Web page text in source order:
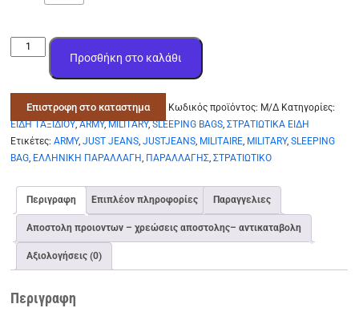
SLEEPING
ΜΠΛΕ
ΜΑΥΡΟ
ΥΠΝΟΣΑΚΟΣ
150
ποσότητα
Προσθήκη στο καλάθι
Επιστροφη στο καταστημα Κωδικός προϊόντος: Μ/Δ Κατηγορίες:
ΕΙΔΗ ΤΑΞΙΔΙΟΥ,ARMY,MILITARY,SLEEPING BAGS,ΣΤΡΑΤΙΩΤΙΚΑ ΕΙΔΗ
Ετικέτες:ARMY,JUST JEANS,JUSTJEANS, MILITAIRE, MILITARY,SLEEPING
BAG, ΕΛΛΗΝΙΚΗ ΠΑΡΑΛΛΑΓΗ, ΠΑΡΑΛΛΑΓΗΣ,ΣΤΡΑΤΙΩΤΙΚΟ
Περιγραφη Επιπλέον πληροφορίες Παραγγελιες
Αποστολη προιοντων – χρεώσεις αποστολης– αντικαταβολη
Αξιολογήσεις (0)
Περιγραφη